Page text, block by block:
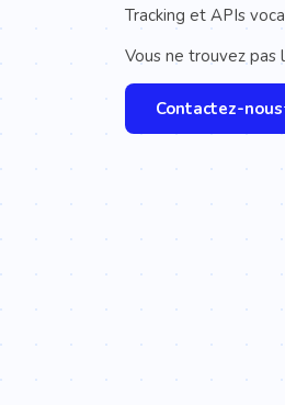
Tracking et APIs
Vous ne trouvez pas
Contactez-nous